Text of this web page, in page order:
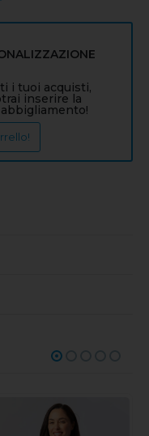
i tuoi acquisti,
inserire la